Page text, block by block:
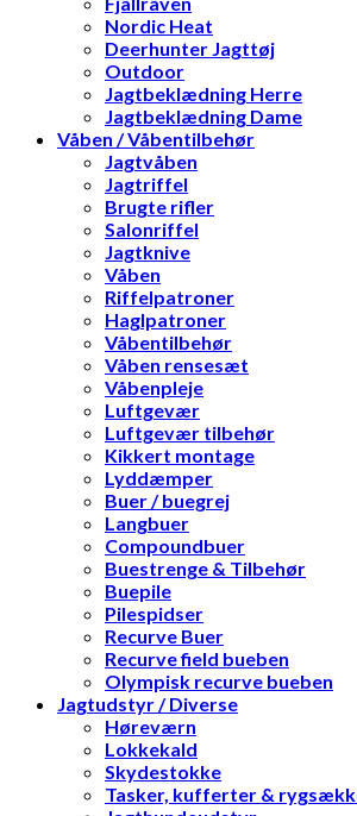
Nordic Heat
Deerhunter Jagttøj
Outdoor
Jagtbeklædning Herre
Jagtbeklædning Dame
Våben / Våbentilbehør
Jagtvåben
Jagtriffel
Brugte rifler
Salonriffel
Jagtknive
Våben
Riffelpatroner
Haglpatroner
Våbentilbehør
Våben rensesæt
Våbenpleje
Luftgevær
Luftgevær tilbehør
Kikkert montage
Lyddæmper
Buer / buegrej
Langbuer
Compoundbuer
Buestrenge & Tilbehør
Buepile
Pilespidser
Recurve Buer
Recurve field bueben
Olympisk recurve bueben
Jagtudstyr / Diverse
Høreværn
Lokkekald
Skydestokke
Tasker, kufferter &